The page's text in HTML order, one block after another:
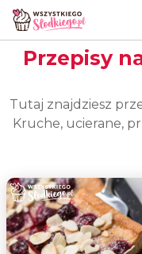
Strona główna
Przepisy
Tutaj znajdziesz
Kruche, ucierane,